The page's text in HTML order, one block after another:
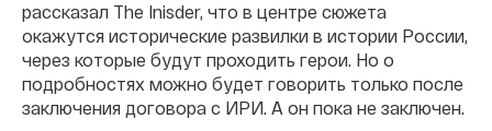
рассказал The Inisder, что в центре сюжета
окажутся исторические развилки в истории России,
через которые будут проходить герои. Но о
подробностях можно будет говорить только после
заключения договора с ИРИ. А он пока не заключен.